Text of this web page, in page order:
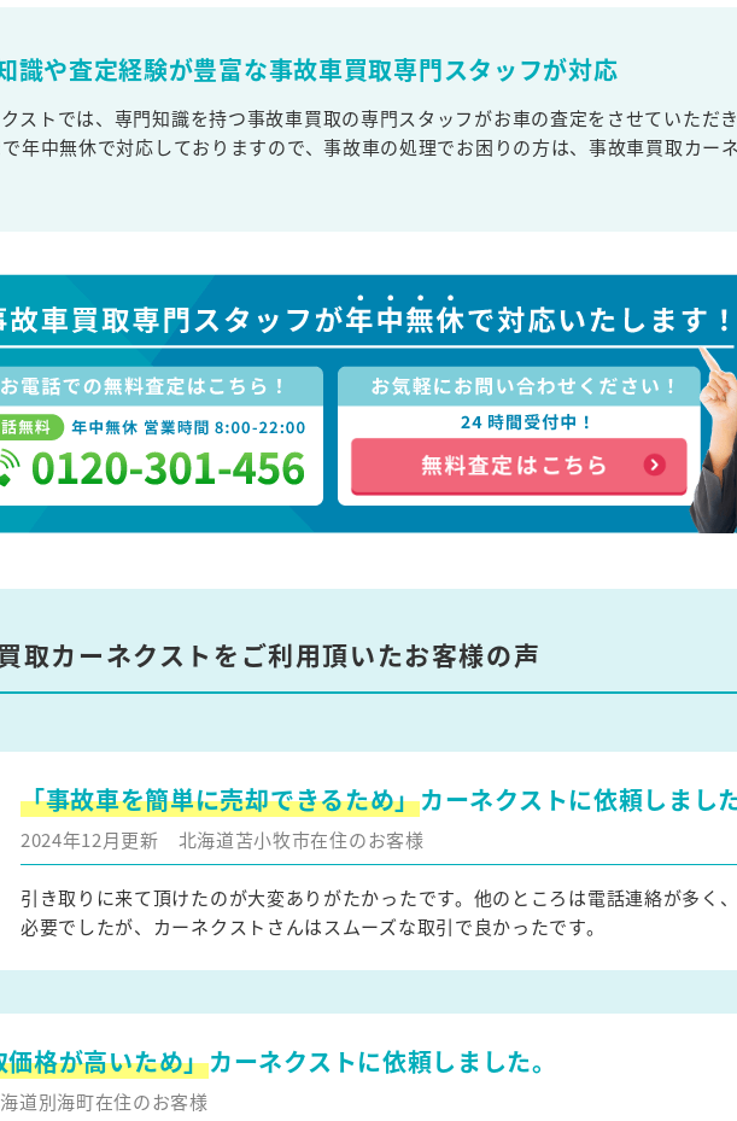
識や査定経験が豊富な事故車買取専門スタッフが対応
ストでは、専門知識を持つ事故車買取の専門スタッフがお車の査定をさせていただ
年中無休で対応しておりますので、事故車の処理でお困りの方は、事故車買取カー
取カーネクストをご利用頂いたお客様の声
「事故車を簡単に売却できるため」カーネクストに依頼しました
2024年12月更新 北海道苫小牧市在住のお客様
引き取りに来て頂けたのが大変ありがたかったです。他のところは電話連絡が多く
必要でしたが、カーネクストさんはスムーズな取引で良かったです。
格が高いため」カーネクストに依頼しました。
道別海町在住のお客様